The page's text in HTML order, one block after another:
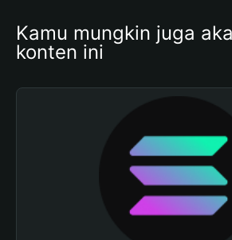
Kamu mungkin juga
konten ini